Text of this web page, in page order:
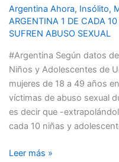
Argentina Ahora, Insólito,
ARGENTINA 1 DE CADA
SUFREN ABUSO SEXUAL
#Argentina Según datos
Niños y Adolescentes de
mujeres de 18 a 49 años
víctimas de abuso sexual
es decir que -
cada 10 niñas y
CADA
10
NIÑAS
ADOLESCENTES
SUFREN
ABUSO
Leer más »